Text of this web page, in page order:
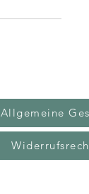
Allgemeine